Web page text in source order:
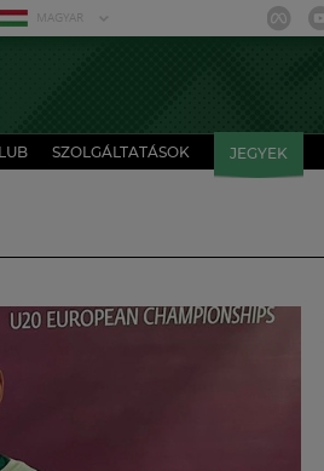
MAGYAR
SZOLGÁLTATÁSOK JEGYEK